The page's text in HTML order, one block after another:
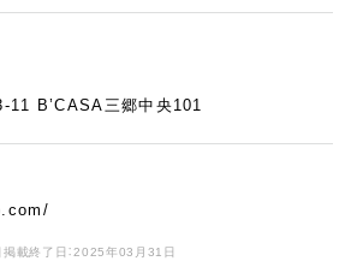
11 B’CASA三郷中央101
掲載終了日：2025年03月31日